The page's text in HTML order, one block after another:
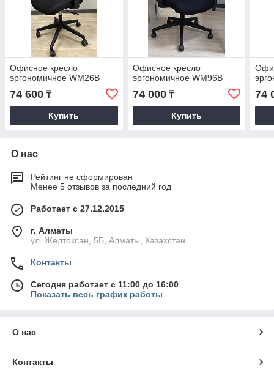
Офисное кресло
эргономичное WM26B
74 600 ₸
Купить
Офисное кресло
эргономичное WM96B
74 000₸
Купить
74
О нас
Рейтинг не сформирован
Менее 5 отзывов за последний год
Работает с 27.12.2015
г. Алматы
ул. Желтоксан, 5Б, Алматы, Казахстан
Контакты
Сегодня работает с 11:00 до 16:00
Показать весь график работы
О нас
Контакты